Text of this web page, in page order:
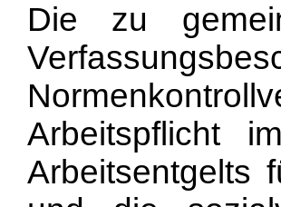
Die zu
Arbeitspflicht
Arbeitsentgelts